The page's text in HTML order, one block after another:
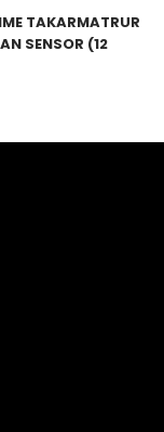
TAKARMATRUR
SENSOR (12